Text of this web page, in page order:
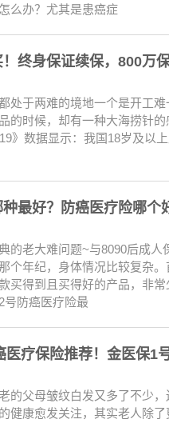
么办？尤其是患癌症
终身保证续保，800万
处于两难的境地一个是开工
的时候，却有一种大海捞针
》数据显示：我国18岁及以
最好？防癌医疗险哪个
的老大难问题~与8090后成
个年纪，身体情况比较复杂
买得到且买得好的产品，非
号防癌医疗险最
疗保险推荐！金医保1
的父母皱纹白发又多了不少
健康愈发关注，其实老人除